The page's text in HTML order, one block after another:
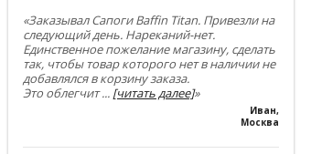
«Заказывал Сапоги Baffin Titan. Привезли на
следующий день. Нареканий-нет.
Единственное пожелание магазину, сделать
так, чтобы товар которого нет в наличии не
добавлялся в корзину заказа.
Это облегчит... [читать далее]»
Иван,
Москва